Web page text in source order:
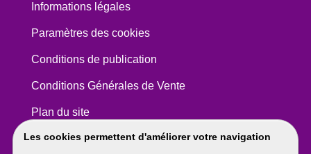
Les cookies permettent d'améliorer votre navigation
Informations légales
Paramètres des cookies
Conditions de publication
Conditions Générales de Vente
Plan du site